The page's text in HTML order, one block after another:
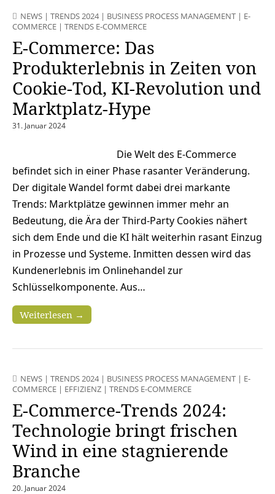
NEWS | TRENDS 2024| BUSINESS PROCESS MANAGEMENT | E-
COMMERCE | TRENDS E-COMMERCE
E-Commerce: Das
Produkterlebnis in Zeiten von
Cookie-Tod, KI-Revolution und
Marktplatz-Hype
31. Januar 2024
Die Welt des E-Commerce
befindet sich in einer Phase rasanter Veränderung.
Der digitale Wandel formt dabei drei markante
Trends: Marktplätze gewinnen immer mehr an
Bedeutung, die Ära der Third-Party Cookies nähert
sich dem Ende und die KI hält weiterhin rasant Einzug
in Prozesse und Systeme. Inmitten dessen wird das
Kundenerlebnis im Onlinehandel zur
Schlüsselkomponente. Aus…
Weiterlesen →
NEWS | TRENDS 2024| BUSINESS PROCESS MANAGEMENT | E-
COMMERCE | EFFIZIENZ | TRENDS E-COMMERCE
E-Commerce-Trends 2024:
Technologie bringt frischen
Wind in eine stagnierende
Branche
20. Januar 2024